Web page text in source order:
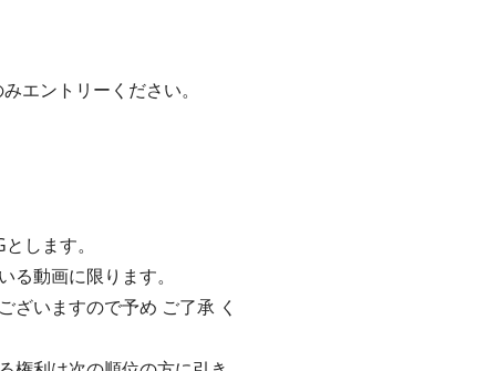
エントリーください。
します。
動画に限ります。
ざいますので予め ご了承 く